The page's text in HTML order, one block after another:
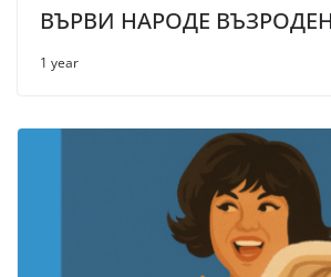
ВЪРВИ НАРОДЕ
1 year